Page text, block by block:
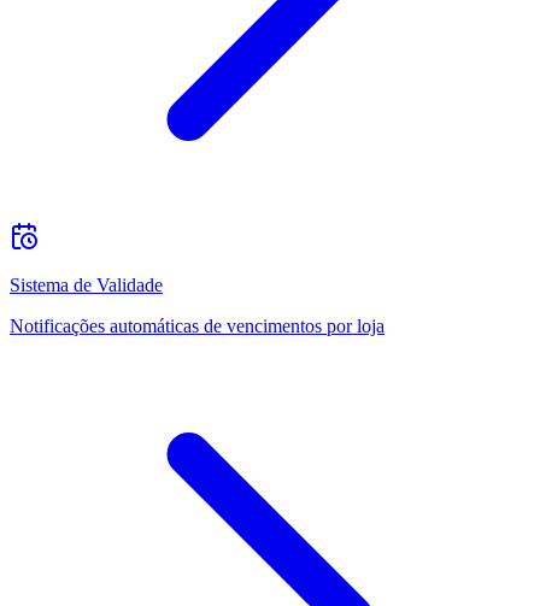
Sistema de Validade
Notificações automáticas de vencimentos por loja